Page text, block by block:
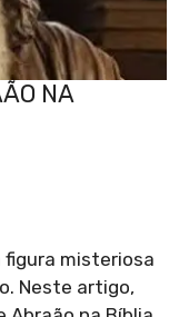
NA
figura misteriosa
Neste artigo,